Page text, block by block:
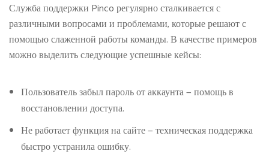
Служба поддержки Pinco регулярно сталкивается с
различными вопросами и проблемами, которые решают с
помощью слаженной работы команды. В качестве примеров
можно выделить следующие успешные кейсы:
Пользователь забыл пароль от аккаунта — помощь в
восстановлении доступа.
Не работает функция на сайте — техническая поддержка
быстро устранила ошибку.